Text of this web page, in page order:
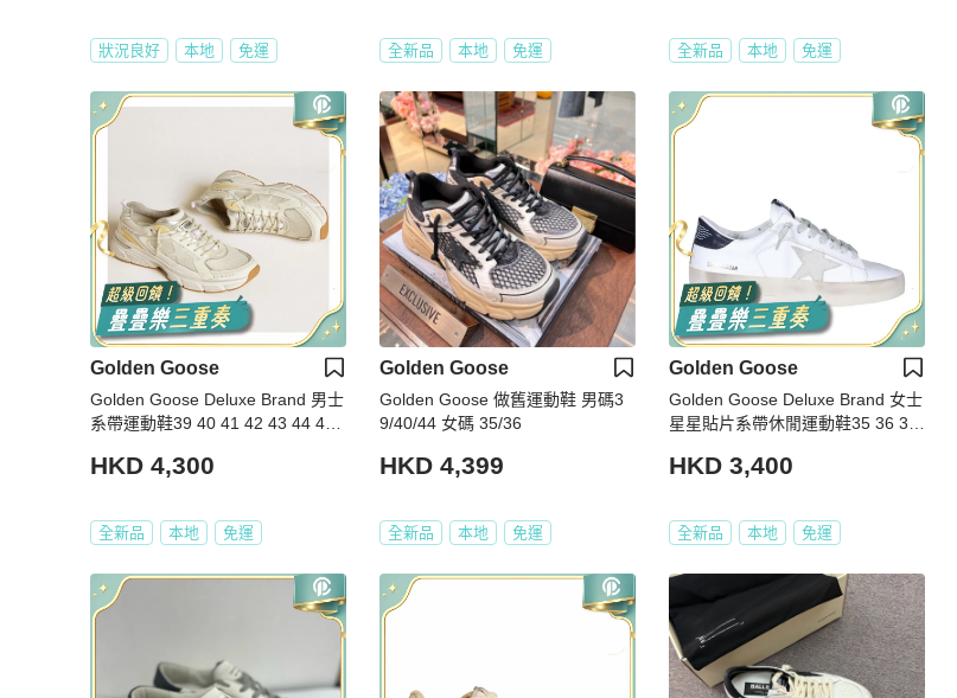
狀況良好 本地 免運 全新品 本地 免運 全新品 本地 免運
Golden Goose
Golden Goose Deluxe Brand 男士
系帶運動鞋39 40 41 42 43 44 45
HKD 4,300
全新品 本地 免運
Golden Goose
Golden Goose 做舊運動鞋 男碼3
9/40/44 女碼 35/36
HKD 4,399
全新品 本地 免運
Golden Goose
Golden Goose Deluxe Brand 女士
星星貼片系帶休閒運動鞋35 36 37
HKD 3,400
全新品 本地 免運